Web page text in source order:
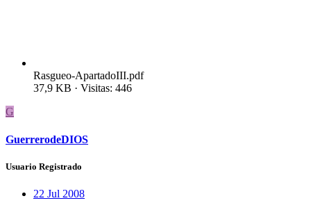
Rasgueo-ApartadoIII.pdf
37,9 KB · Visitas: 446
G
GuerrerodeDIOS
Usuario Registrado
22 Jul 2008